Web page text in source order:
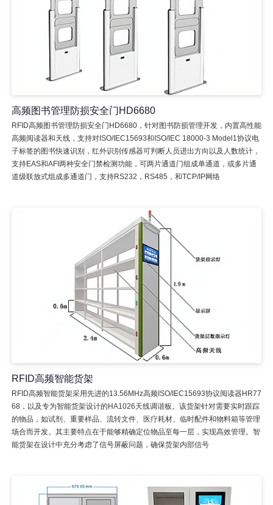
高频图书管理防损安全门HD6680
RFID高频图书管理防损安全门HD6680，针对图书防损管理开发，内置高性能
高频阅读器和天线，支持对ISO/IEC15693和ISO/IEC 18000-3 Model1协议电
子标签的图书快速识别，红外识别传感器可判断人员进出方向以及人数统计，
支持EAS和AFI两种安全门禁检测功能，可两片通道门组成单通道，或多片通
道级联放式组成多通道门，支持RS232，RS485，和TCP/IP网络
RFID高频智能货架
RFID高频智能货架采用先进的13.56MHz高频ISO/IEC15693协议阅读器HR77
68，以及专为智能货架设计的HA1026天线调谐板。该货架针对需要实时跟踪
的物品，如试剂、重要样品、流转文件、医疗耗材、临时配件和物料箱等管理
场合而开发。其主要特点在于能够精确定位物品至每一层，实现高效管理。智
能货架在设计中充分考虑了信号屏蔽问题，确保货架内部信号